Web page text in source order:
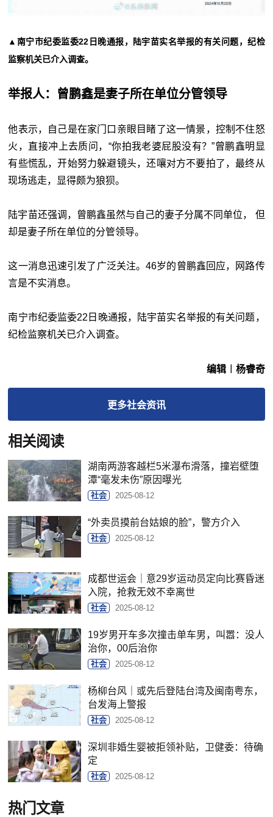
▲南宁市纪委监委22日晚通报，陆宇苗实名举报的有关问题，纪检
监察机关已介入调查。
举报人：曾鹏鑫是妻子所在单位分管领导
他表示，自己是在家门口亲眼目睹了这一情景，控制不住怒
火，直接冲上去质问，“你拍我老婆屁股没有？”曾鹏鑫明显
有些慌乱，开始努力躲避镜头，还嚷对方不要拍了，最终从
现场逃走，显得颇为狼狈。
陆宇苗还强调，曾鹏鑫虽然与自己的妻子分属不同单位， 但
却是妻子所在单位的分管领导。
这一消息迅速引发了广泛关注。46岁的曾鹏鑫回应，网路传
言是不实消息。
南宁市纪委监委22日晚通报，陆宇苗实名举报的有关问题，
纪检监察机关已介入调查。
编辑︱杨睿奇
更多社会资讯
相关阅读
湖南两游客越栏5米瀑布滑落，撞岩壁堕
潭“毫发未伤”原因曝光
社会 2025-08-12
“外卖员摸前台姑娘的脸”，警方介入
社会 2025-08-12
成都世运会｜意29岁运动员定向比赛昏迷
入院，抢救无效不幸离世
社会 2025-08-12
19岁男开车多次撞击单车男，叫嚣：没人
治你，00后治你
社会 2025-08-12
杨柳台风｜或先后登陆台湾及闽南粤东，
台发海上警报
社会 2025-08-12
深圳非婚生婴被拒领补贴，卫健委：待确
定
社会 2025-08-12
热门文章